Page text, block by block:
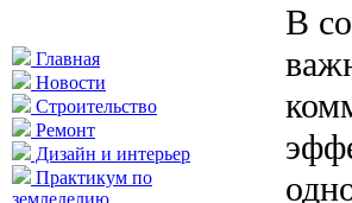
Главная
Новости
Строительство
Ремонт
Дизайн и интерьер
Практикум по
земледелию
В